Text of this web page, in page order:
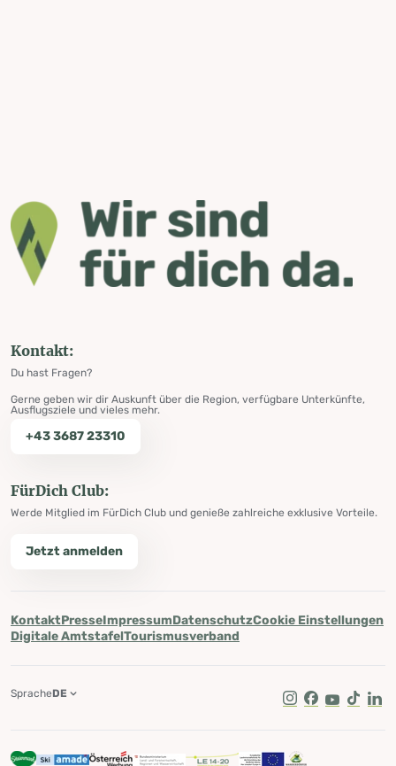
Kontakt:
Du hast Fragen?
Gerne geben wir dir Auskunft über die Region, verfügbare Unterkünfte,
Ausflugsziele und vieles mehr.
+43 3687 23310
FürDich Club:
Werde Mitglied im FürDich Club und genieße zahlreiche exklusive Vorteile.
Jetzt anmelden
KontaktPresseImpressumDatenschutzCookie Einstellungen
Digitale AmtstafelTourismusverband
Instagram
Facebook
Youtube
Tik Tok
SpracheDE